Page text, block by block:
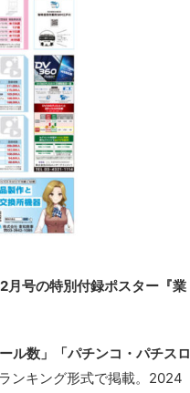
月号の特別付録ポスター『業
ル数」「パチンコ・パチスロ
ンキング形式で掲載。2024